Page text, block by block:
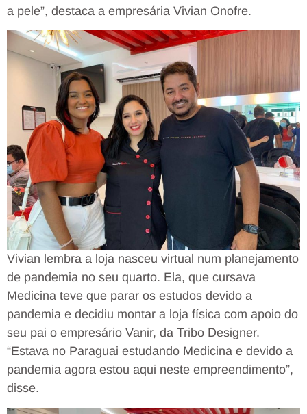
a pele”, destaca a empresária Vivian Onofre.
Vivian lembra a loja nasceu virtual num planejamento
de pandemia no seu quarto. Ela, que cursava
Medicina teve que parar os estudos devido a
pandemia e decidiu montar a loja física com apoio do
seu pai o empresário Vanir, da Tribo Designer.
“Estava no Paraguai estudando Medicina e devido a
pandemia agora estou aqui neste empreendimento”,
disse.